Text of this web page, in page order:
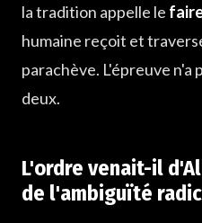
la tradition appelle le
humaine reçoit et
parachève. L'épreuve n'a
deux.
L'ordre venait-il
de l'ambiguïté